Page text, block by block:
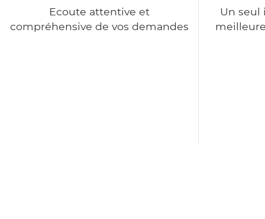
Ecoute attentive et
compréhensive de vos demandes
Un seul